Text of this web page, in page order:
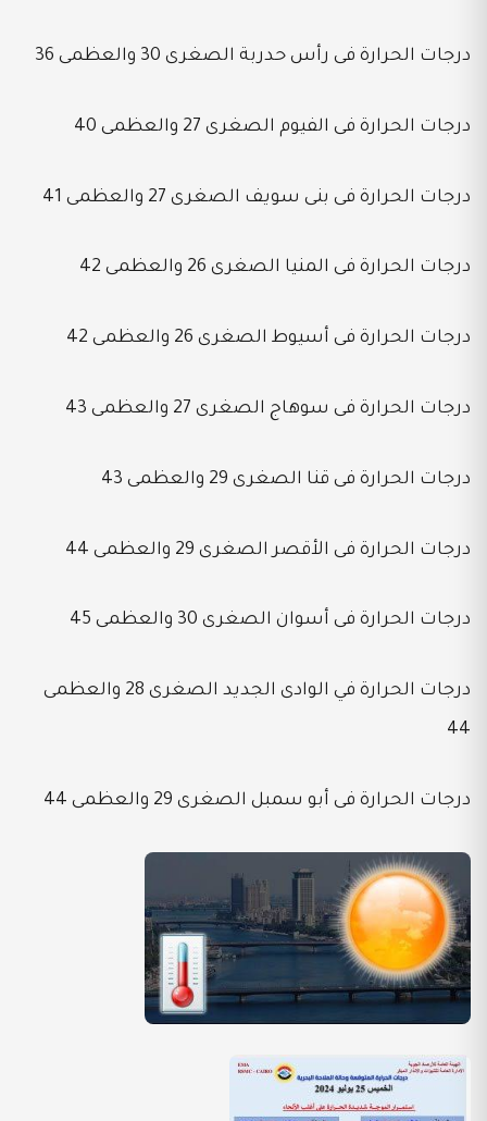
درجات الحرارة فى رأس حدربة الصغرى 30 والعظمى 36
درجات الحرارة فى الفيوم الصغرى 27 والعظمى 40
درجات الحرارة فى بنى سويف الصغرى 27 والعظمى 41
درجات الحرارة فى المنيا الصغرى 26 والعظمى 42
درجات الحرارة فى أسيوط الصغرى 26 والعظمى 42
درجات الحرارة فى سوهاج الصغرى 27 والعظمى 43
درجات الحرارة فى قنا الصغرى 29 والعظمى 43
درجات الحرارة فى الأقصر الصغرى 29 والعظمى 44
درجات الحرارة فى أسوان الصغرى 30 والعظمى 45
درجات الحرارة في الوادى الجديد الصغرى 28 والعظمى
44
درجات الحرارة فى أبو سمبل الصغرى 29 والعظمى 44